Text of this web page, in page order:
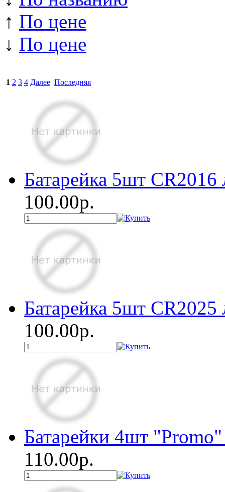
↑ По цене
↓ По цене
1 2 3 4 Далее Последняя
Батарейка 5шт СR2016
100.00р.
Батарейка 5шт СR2025
100.00р.
Батарейки 4шт
110.00р.